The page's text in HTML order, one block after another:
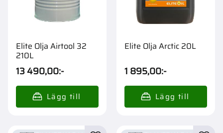
Elite Olja Airtool 32
210L
13 490,00:-
Elite Olja Arctic 20L
1 895,00:-